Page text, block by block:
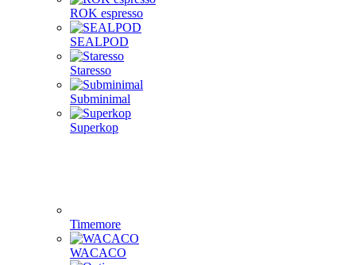
ROK espresso
SEALPOD
Staresso
Subminimal
Superkop
Timemore
WACACO